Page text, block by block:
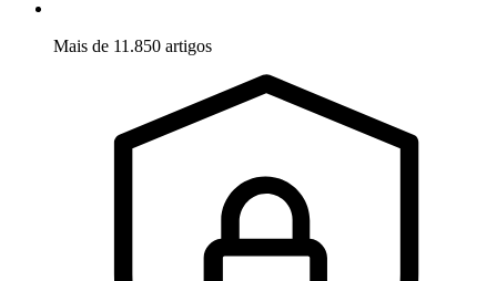
Mais de 11.850 artigos